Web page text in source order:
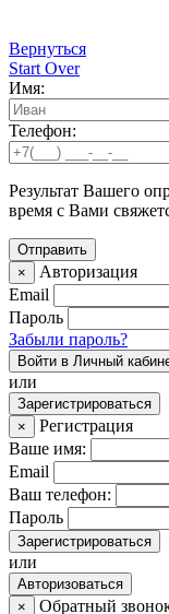
Вернуться
Start Over
Имя:
Телефон:
Результат Вашего
время с Вами
×
Авторизация
Email
Пароль
Забыли пароль?
Войти в Личный
или
Зарегистрироваться
×
Регистрация
Ваше имя:
Email
Ваш телефон:
Пароль
Зарегистрироваться
или
Авторизоваться
×
Обратный